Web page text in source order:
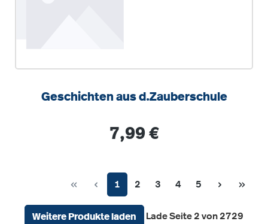
Geschichten aus d.Zauberschule
Regulärer Preis:
7,99 €
Seite
1 Seite
2 Seite
3 Seite
4 Seite
5
Weitere Produkte laden Lade Seite 2 von 2729